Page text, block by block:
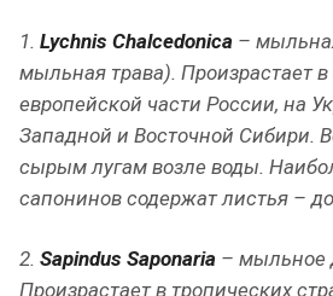
1. Lychnis Chalcedonica –
мыльная трава). Произрастает
европейской части России, на
Западной и Восточной Сибири.
сырым лугам возле воды.
сапонинов содержат листья –
2. Sapindus Saponaria – мыльное
Произрастает в тропических